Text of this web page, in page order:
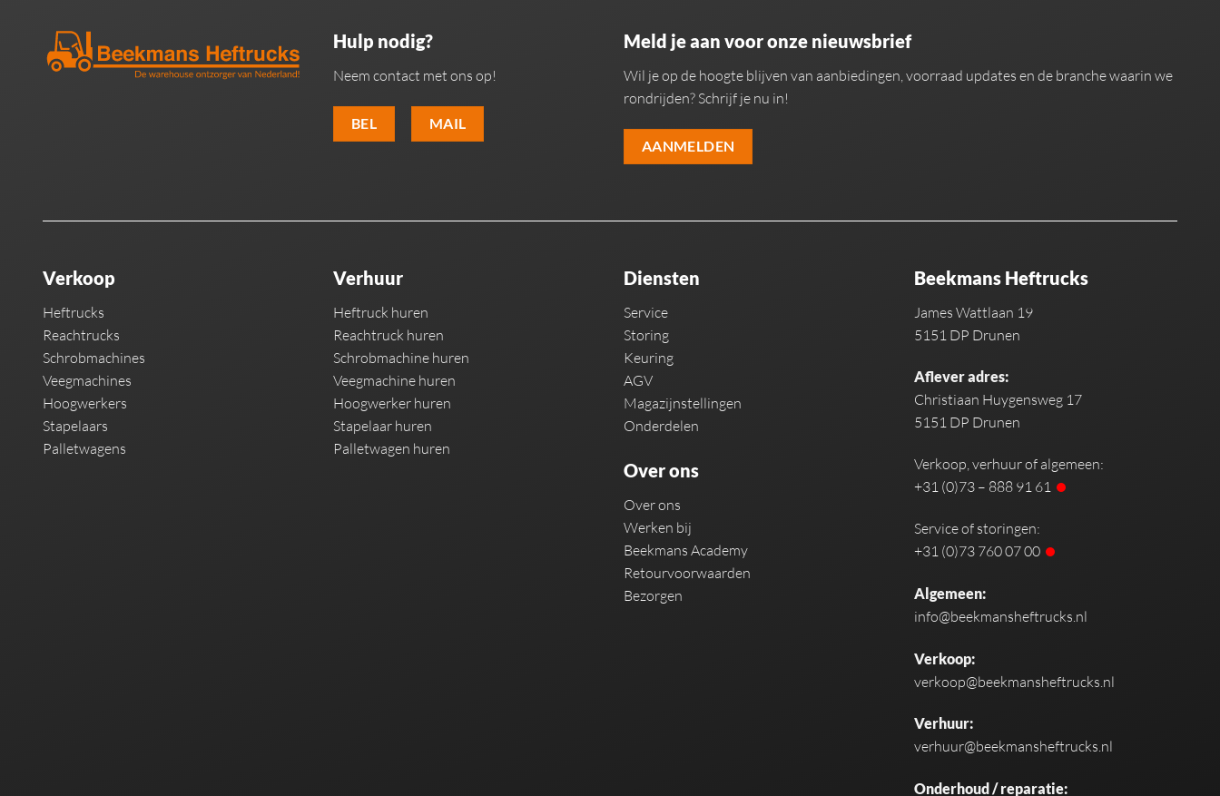
Hulp nodig?
Neem contact met ons op!
BEL MAIL
Meld je aan voor onze nieuwsbrief
Wil je op de hoogte blijven van aanbiedingen, voorraad updates en de branche waarin we
rondrijden? Schrijf je nu in!
AANMELDEN
Verkoop
Heftrucks
Reachtrucks
Schrobmachines
Veegmachines
Hoogwerkers
Stapelaars
Palletwagens
Verhuur
Heftruck huren
Reachtruck huren
Schrobmachine huren
Veegmachine huren
Hoogwerker huren
Stapelaar huren
Palletwagen huren
Diensten
Service
Storing
Keuring
AGV
Magazijnstellingen
Onderdelen
Over ons
Over ons
Werken bij
Beekmans Academy
Retourvoorwaarden
Bezorgen
Beekmans Heftrucks
James Wattlaan 19
5151 DP Drunen
Aflever adres:
Christiaan Huygensweg 17
5151 DP Drunen
Verkoop, verhuur of algemeen:
+31 (0)73 – 888 91 61
Service of storingen:
+31 (0)73 760 07 00
Algemeen:
info@beekmansheftrucks.nl
Verkoop:
verkoop@beekmansheftrucks.nl
Verhuur:
verhuur@beekmansheftrucks.nl
Onderhoud / reparatie: